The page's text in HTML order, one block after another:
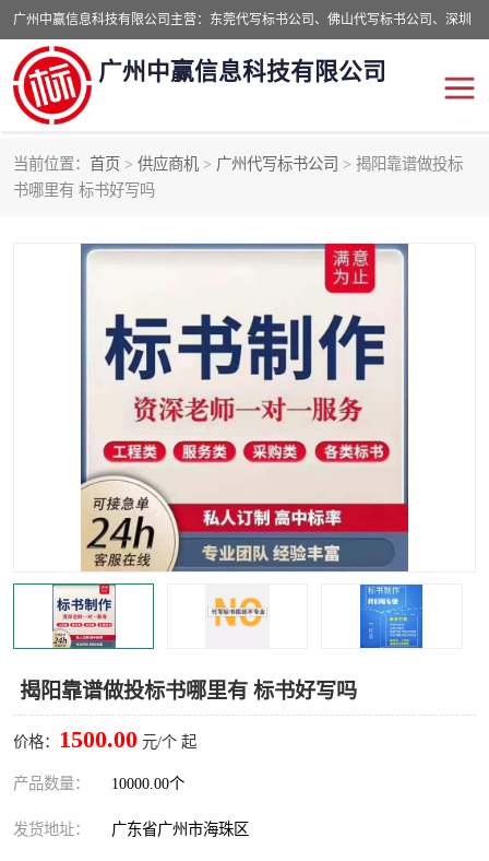
广州中赢信息科技有限公司主营：东莞代写标书公司、佛山代写标书公司、深圳
代写标书公司等,食品类标书、工程类类标书,经验丰富的标书制作团队,24小时加
急服务,多对一服务。
广州中赢信息科技有限公司
当前位置： 首页 > 供应商机 > 广州代写标书公司 > 揭阳靠谱做投标
书哪里有 标书好写吗
揭阳靠谱做投标书哪里有 标书好写吗
价格： 1500.00 元/个 起
产品数量： 10000.00个
发货地址： 广东省广州市海珠区
东莞代写标书公司
深圳代写标书公司 广州代写标书公司